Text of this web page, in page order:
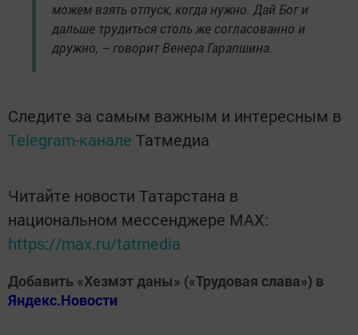
можем взять отпуск, когда нужно. Дай Бог и
дальше трудиться столь же согласованно и
дружно, – говорит Венера Гарапшина.
Следите за самым важным и интересным в
Telegram-канале Татмедиа
Читайте новости Татарстана в
национальном мессенджере MАХ:
https://max.ru/tatmedia
Добавить «Хезмэт даны» («Трудовая слава») в
Яндекс.Новости